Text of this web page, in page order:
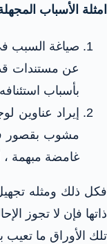
امثلة الأسباب
صياغة السبب
عن مستندات
بأسباب
إيراد عناوين
مشوب بقصور
غامضة مبهمة ،
فكل ذلك ومثله
ذاتها فإن لا تجوز
تلك الأوراق ما تعيب